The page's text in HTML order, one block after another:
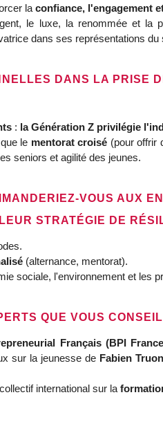
la confiance, l'engagement
le luxe, la renommée et la
dans ses représentations
DANS LA PRISE
: la Génération Z privilégie
le mentorat croisé (pour offrir
seniors et agilité des jeunes.
VOUS AUX
STRATÉGIE DE
(alternance, mentorat).
sociale, l'environnement et les
QUE VOUS
Français (BPI
sur la jeunesse de Fabien
international sur la